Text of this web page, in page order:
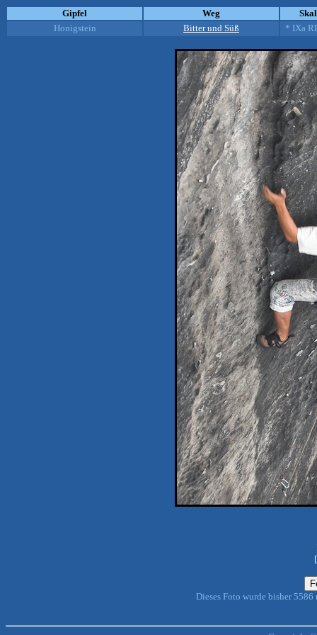
Gipfel Weg
Honigstein
Bitter und Süß * IXa
Dieses Foto wurde bisher